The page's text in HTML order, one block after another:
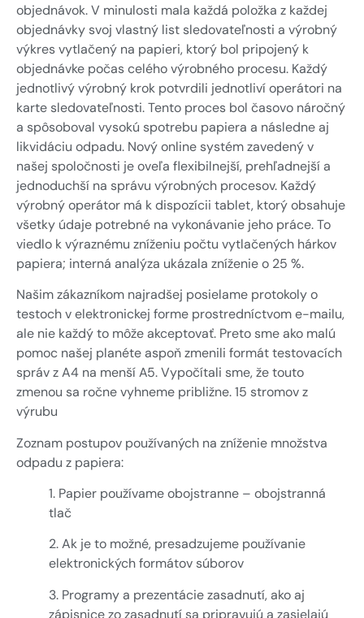
objednávok. V minulosti mala každá položka z každej
objednávky svoj vlastný list sledovateľnosti a výrobný
výkres vytlačený na papieri, ktorý bol pripojený k
objednávke počas celého výrobného procesu. Každý
jednotlivý výrobný krok potvrdili jednotliví operátori na
karte sledovateľnosti. Tento proces bol časovo náročný
a spôsoboval vysokú spotrebu papiera a následne aj
likvidáciu odpadu. Nový online systém zavedený v
našej spoločnosti je oveľa flexibilnejší, prehľadnejší a
jednoduchší na správu výrobných procesov. Každý
výrobný operátor má k dispozícii tablet, ktorý obsahuje
všetky údaje potrebné na vykonávanie jeho práce. To
viedlo k výraznému zníženiu počtu vytlačených hárkov
papiera; interná analýza ukázala zníženie o 25 %.
Našim zákazníkom najradšej posielame protokoly o
testoch v elektronickej forme prostredníctvom e-mailu,
ale nie každý to môže akceptovať. Preto sme ako malú
pomoc našej planéte aspoň zmenili formát testovacích
správ z A4 na menší A5. Vypočítali sme, že touto
zmenou sa ročne vyhneme približne. 15 stromov z
výrubu
Zoznam postupov používaných na zníženie množstva
odpadu z papiera:
1. Papier používame obojstranne – obojstranná
tlač
2. Ak je to možné, presadzujeme používanie
elektronických formátov súborov
3. Programy a prezentácie zasadnutí, ako aj
zápisnice zo zasadnutí sa pripravujú a zasielajú